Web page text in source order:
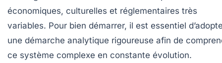
économiques, culturelles et réglementaires très
variables. Pour bien démarrer, il est essentiel
une démarche analytique rigoureuse afin de
ce système complexe en constante évolution.